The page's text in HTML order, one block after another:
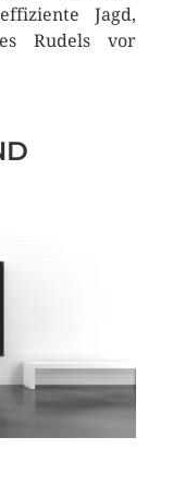
Jagd,
Rudels vor